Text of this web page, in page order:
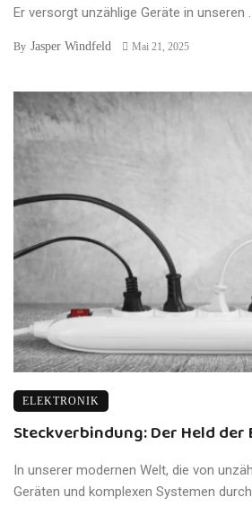
Er versorgt unzählige Geräte in unseren ...
By Jasper Windfeld Mai 21, 2025
ELEKTRONIK
Steckverbindung: Der Held
In unserer modernen Welt, die von
Geräten und komplexen Systemen